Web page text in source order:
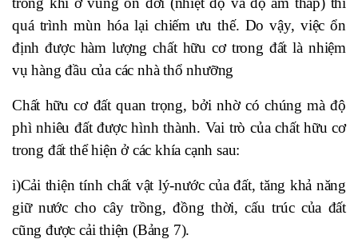
quá trình mùn hóa lại chiếm ưu thế. Do vậy, việc ổn
định được hàm lượng chất hữu cơ trong đất là nhiệm
vụ hàng đầu của các nhà thổ nhưỡng
Chất hữu cơ đất quan trọng, bởi nhờ có chúng mà độ
phì nhiêu đất được hình thành. Vai trò của chất hữu cơ
trong đất thể hiện ở các khía cạnh sau:
i)Cải thiện tính chất vật lý-nước của đất, tăng khả năng
giữ nước cho cây trồng, đồng thời, cấu trúc của đất
cũng được cải thiện (Bảng 7).